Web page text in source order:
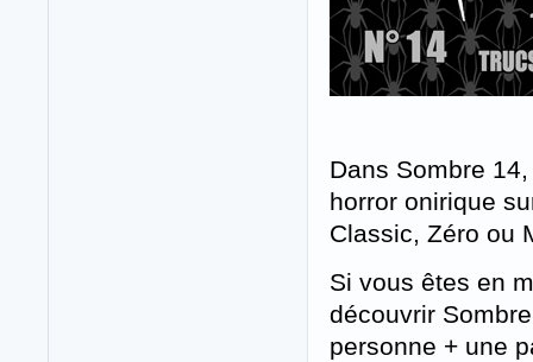
Dans Sombre
horror onirique
Classic, Zéro ou
Si vous êtes en
découvrir
personne + une